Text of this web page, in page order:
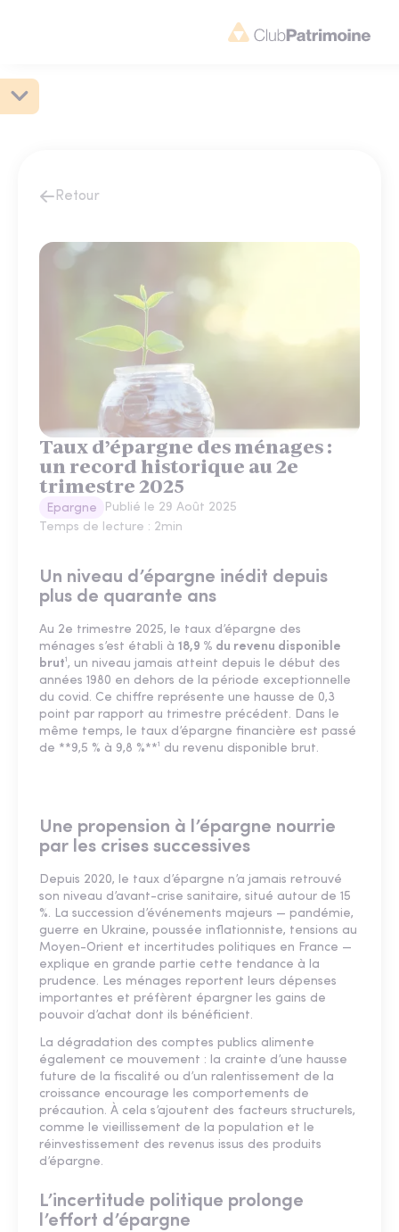
Retour
Taux d’épargne des ménages :
un record historique au 2e
trimestre 2025
Epargne Publié le 29 Août 2025
Temps de lecture : 2min
Un niveau d’épargne inédit depuis
plus de quarante ans
Au 2e trimestre 2025, le taux d’épargne des
ménages s’est établi à 18,9 % du revenu disponible
brut¹, un niveau jamais atteint depuis le début des
années 1980 en dehors de la période exceptionnelle
du covid. Ce chiffre représente une hausse de 0,3
point par rapport au trimestre précédent. Dans le
même temps, le taux d’épargne financière est passé
de **9,5 % à 9,8 %**¹ du revenu disponible brut.
Une propension à l’épargne nourrie
par les crises successives
Depuis 2020, le taux d’épargne n’a jamais retrouvé
son niveau d’avant-crise sanitaire, situé autour de 15
%. La succession d’événements majeurs — pandémie,
guerre en Ukraine, poussée inflationniste, tensions au
Moyen-Orient et incertitudes politiques en France —
explique en grande partie cette tendance à la
prudence. Les ménages reportent leurs dépenses
importantes et préfèrent épargner les gains de
pouvoir d’achat dont ils bénéficient.
La dégradation des comptes publics alimente
également ce mouvement : la crainte d’une hausse
future de la fiscalité ou d’un ralentissement de la
croissance encourage les comportements de
précaution. À cela s’ajoutent des facteurs structurels,
comme le vieillissement de la population et le
réinvestissement des revenus issus des produits
d’épargne.
L’incertitude politique prolonge
l’effort d’épargne